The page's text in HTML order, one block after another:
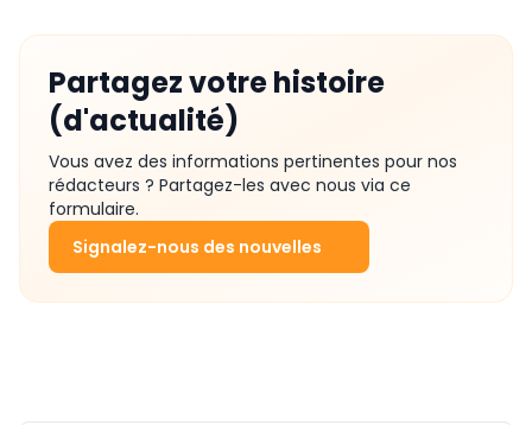
Partagez votre histoire
(d'actualité)
Vous avez des informations pertinentes pour nos
rédacteurs ? Partagez-les avec nous via ce
formulaire.
Signalez-nous des nouvelles